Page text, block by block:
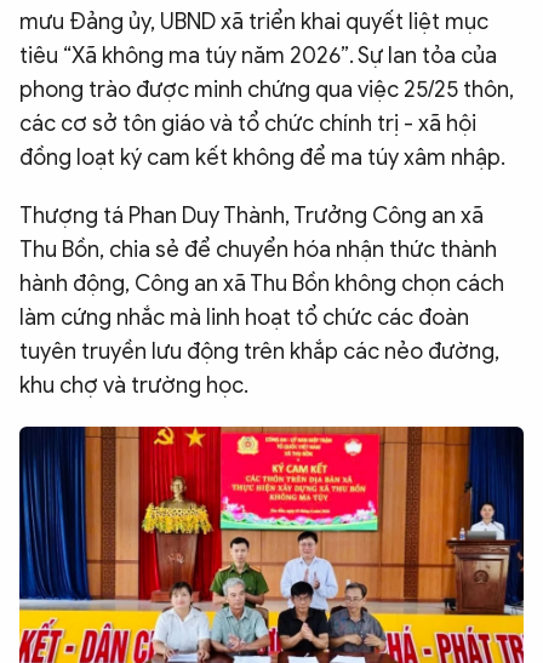
ĐA PHƯƠNG TIỆN
eMagazine
Podcast
Ảnh
Chuyên trang An ninh thế giới
Văn nghệ Công an
Chuyên đề
mưu Đảng ủy, UBND xã triển khai quyết liệt mục
tiêu “Xã không ma túy năm 2026”. Sự lan tỏa của
phong trào được minh chứng qua việc 25/25 thôn,
các cơ sở tôn giáo và tổ chức chính trị - xã hội
đồng loạt ký cam kết không để ma túy xâm nhập.
Thượng tá Phan Duy Thành, Trưởng Công an xã
Thu Bồn, chia sẻ để chuyển hóa nhận thức thành
hành động, Công an xã Thu Bồn không chọn cách
làm cứng nhắc mà linh hoạt tổ chức các đoàn
tuyên truyền lưu động trên khắp các nẻo đường,
khu chợ và trường học.